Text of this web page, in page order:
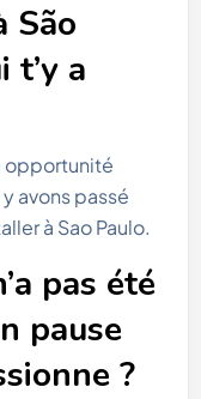
São
t’y a
opportunité
avons passé
à Sao Paulo.
pas été
pause
?